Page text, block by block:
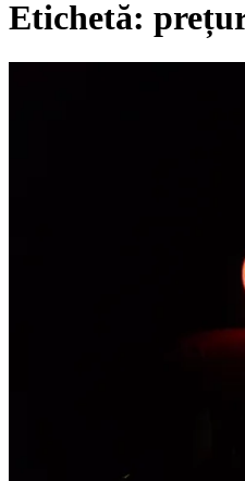
Etichetă: